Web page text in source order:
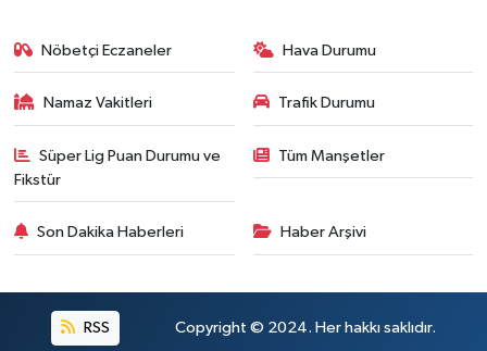
Nöbetçi Eczaneler Hava Durumu
Namaz Vakitleri Trafik Durumu
Süper Lig Puan Durumu ve
Fikstür
Tüm Manşetler
Son Dakika Haberleri Haber Arşivi
RSS Copyright © 2024. Her hakkı saklıdır.